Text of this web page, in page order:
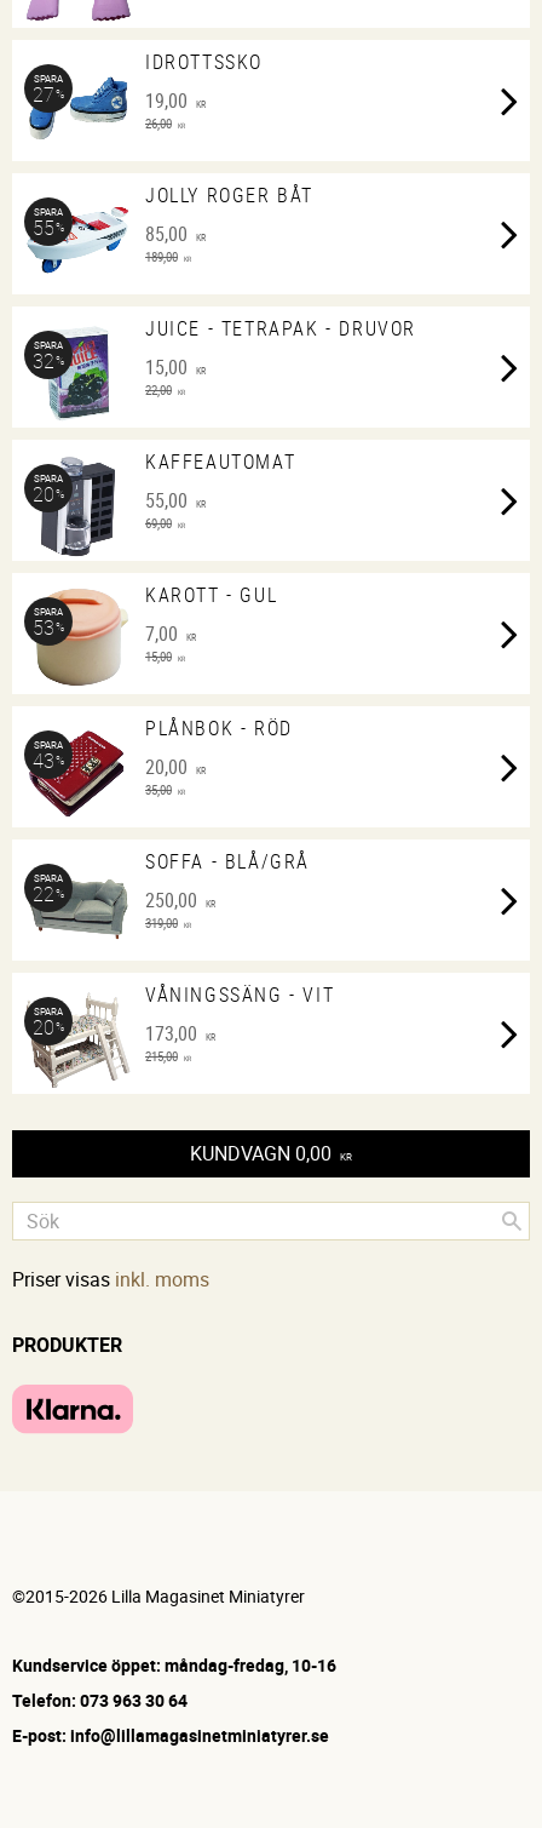
IDROTTSSKO
19,00
KR
26,00 KR
SPARA
27%
JOLLY ROGER BÅT
85,00
KR
189,00 KR
SPARA
55%
JUICE - TETRAPAK - DRUVOR
15,00
KR
22,00 KR
SPARA
32%
KAFFEAUTOMAT
55,00
KR
69,00 KR
SPARA
20%
KAROTT - GUL
7,00
KR
15,00 KR
SPARA
53%
PLÅNBOK - RÖD
20,00
KR
35,00 KR
SPARA
43%
SOFFA - BLÅ/GRÅ
250,00
KR
319,00 KR
SPARA
22%
VÅNINGSSÄNG - VIT
173,00
KR
215,00 KR
SPARA
20%
KUNDVAGN 0,00 KR
Priser visas inkl. moms
PRODUKTER
©2015-2026 Lilla Magasinet Miniatyrer
Kundservice öppet: måndag-fredag, 10-16
Telefon: 073 963 30 64
E-post: info@lillamagasinetminiatyrer.se